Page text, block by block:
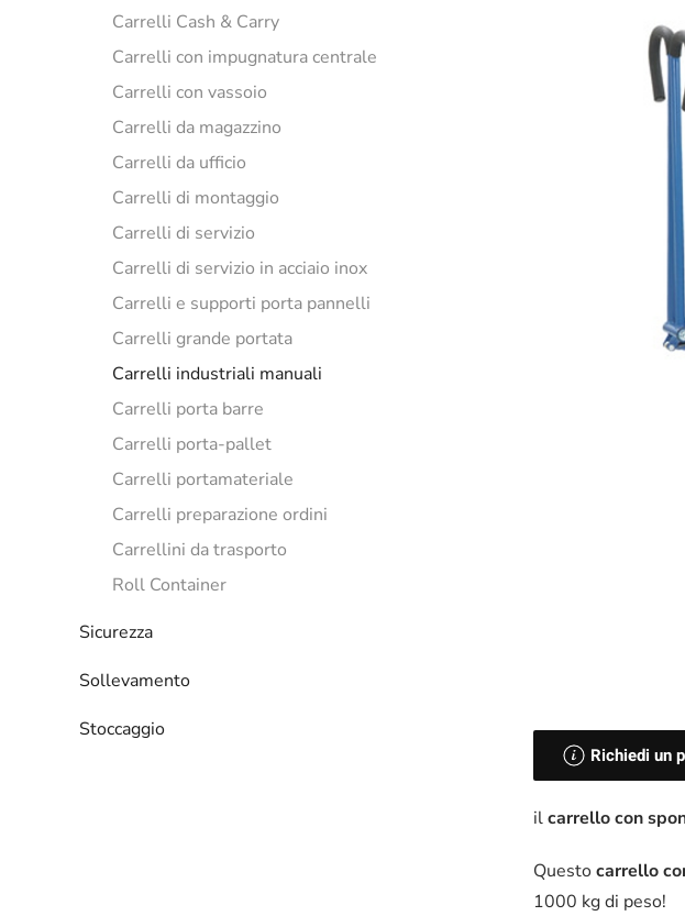
Carrelli Cash & Carry
Carrelli con impugnatura centrale
Carrelli con vassoio
Carrelli da magazzino
Carrelli da ufficio
Carrelli di montaggio
Carrelli di servizio
Carrelli di servizio in acciaio inox
Carrelli e supporti porta pannelli
Carrelli grande portata
Carrelli industriali manuali
Carrelli porta barre
Carrelli porta-pallet
Carrelli portamateriale
Carrelli preparazione ordini
Carrellini da trasporto
Roll Container
Sicurezza
Sollevamento
Stoccaggio
Richiedi un
ilcarrello con
Questocarrello
1000 kg di peso!